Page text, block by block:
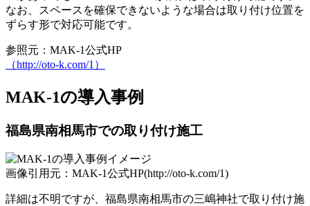
なお、スペースを確保できないような場合は取り付け位置を
ずらす形で対応可能です。
参照元：MAK-1公式HP
（http://oto-k.com/1）
MAK-1の導入事例
福島県南相馬市での取り付け施工
画像引用元：MAK-1公式HP(http://oto-k.com/1)
詳細は不明ですが、福島県南相馬市の三嶋神社で取り付け施